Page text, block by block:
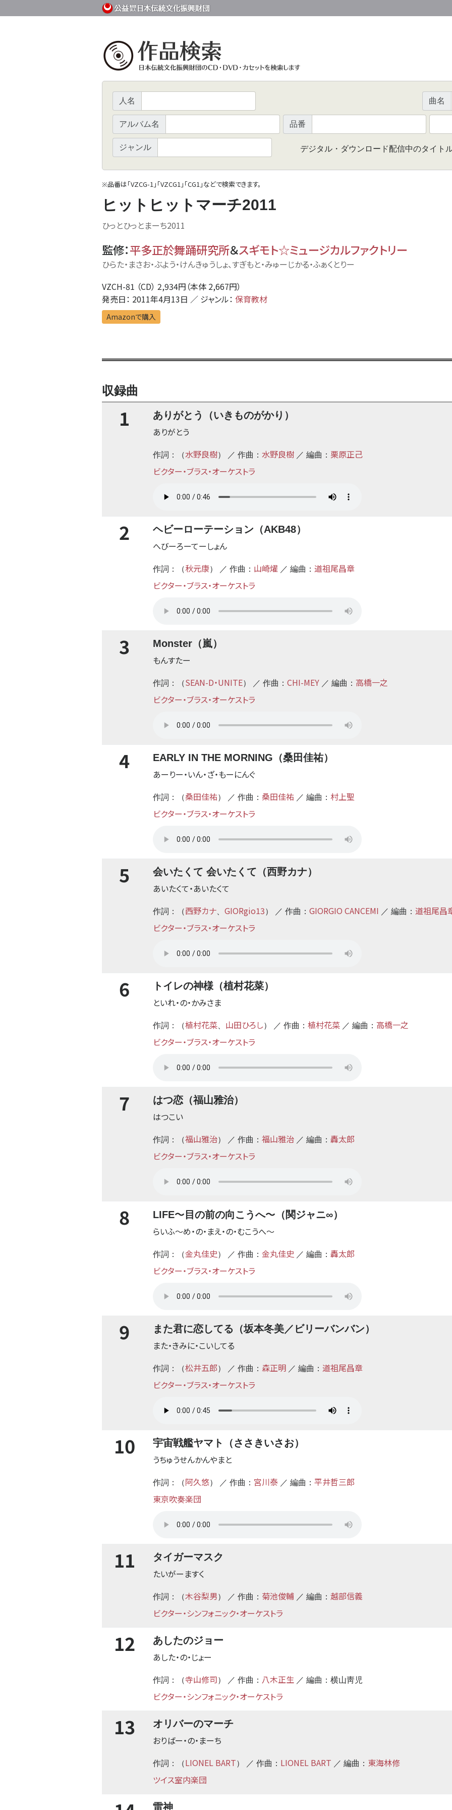
人名 曲名
アルバム名 品番
ジャンル デジタル・ダウンロード配信中のタイト
※品番は「VZCG-1」「VZCG1」「CG1」などで検索できます。
ヒットヒットマーチ2011
ひっとひっとまーち2011
監修：平多正於舞踊研究所＆スギモト☆ミュージカルファクトリー
ひらた・まさお・ぶよう・けんきゅうしょ、すぎもと・みゅーじかる・ふぁくとりー
VZCH-81 （CD） 2,934円（本体 2,667円）
発売日： 2011年4月13日 ／ ジャンル： 保育教材
Amazonで購入
収録曲
1 ありがとう（いきものがかり）
ありがとう
作詞：（水野良樹） ／ 作曲： 水野良樹 ／ 編曲： 栗原正己
ビクター・ブラス・オーケストラ
2 ヘビーローテーション（AKB48）
へびーろーてーしょん
作詞：（秋元康） ／ 作曲： 山崎燿 ／ 編曲： 道祖尾昌章
ビクター・ブラス・オーケストラ
3 Monster（嵐）
もんすたー
作詞：（SEAN-D・UNITE） ／ 作曲： CHI-MEY ／ 編曲： 高橋一之
ビクター・ブラス・オーケストラ
4 EARLY IN THE MORNING（桑田佳祐）
あーりー・いん・ざ・もーにんぐ
作詞：（桑田佳祐） ／ 作曲： 桑田佳祐 ／ 編曲： 村上聖
ビクター・ブラス・オーケストラ
5 会いたくて 会いたくて（西野カナ）
あいたくて・あいたくて
作詞：（西野カナ GIORgio13） ／ 作曲： GIORGIO CANCEMI ／ 編曲： 道祖尾昌
ビクター・ブラス・オーケストラ
6 トイレの神様（植村花菜）
といれ・の・かみさま
作詞：（植村花菜 山田ひろし） ／ 作曲： 植村花菜 ／ 編曲： 高橋一之
ビクター・ブラス・オーケストラ
7 はつ恋（福山雅治）
はつこい
作詞：（福山雅治） ／ 作曲： 福山雅治 ／ 編曲： 轟太郎
ビクター・ブラス・オーケストラ
8 LIFE〜 目の前の向こうへ〜 （関ジャニ∞）
らいふ〜め・の・まえ・の・むこうへ〜
作詞：（金丸佳史） ／ 作曲： 金丸佳史 ／ 編曲： 轟太郎
ビクター・ブラス・オーケストラ
9 また君に恋してる（坂本冬美／ビリーバンバン）
また・きみに・こいしてる
作詞：（松井五郎） ／ 作曲： 森正明 ／ 編曲： 道祖尾昌章
ビクター・ブラス・オーケストラ
10 宇宙戦艦ヤマト（ささきいさお）
うちゅうせんかんやまと
作詞：（阿久悠） ／ 作曲： 宮川泰 ／ 編曲： 平井哲三郎
東京吹奏楽団
11 タイガーマスク
たいがーますく
作詞：（木谷梨男） ／ 作曲： 菊池俊輔 ／ 編曲： 越部信義
ビクター・シンフォニック・オーケストラ
12 あしたのジョー
あした・の・じょー
作詞：（寺山修司） ／ 作曲： 八木正生 ／ 編曲：横山靑児
ビクター・シンフォニック・オーケストラ
13 オリバーのマーチ
おりばー・の・まーち
作詞：（LIONEL BART） ／ 作曲： LIONEL BART ／ 編曲： 東海林修
ツイス室内楽団
雷神